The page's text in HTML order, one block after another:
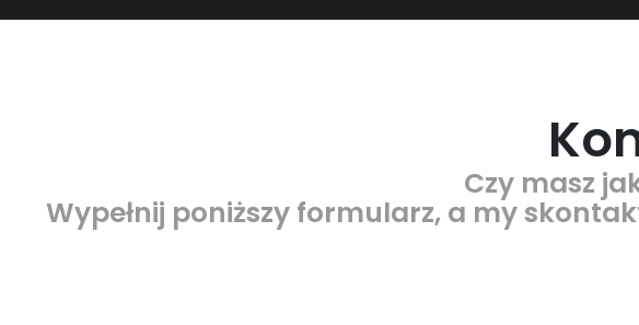
Czy masz
Wypełnij poniższy formularz, a my